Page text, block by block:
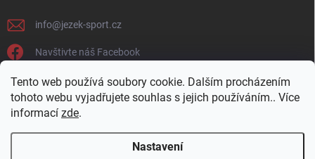
Tento web používá soubory cookie. Dalším procházením
tohoto webu vyjadřujete souhlas s jejich používáním.. Více
informací zde.
Nastavení
info@jezek-sport.cz
Navštivte náš Facebook
jezek_sport_np/